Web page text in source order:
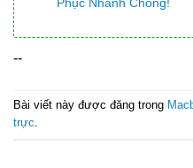
--
Bài viết này được đăng trong
trực.